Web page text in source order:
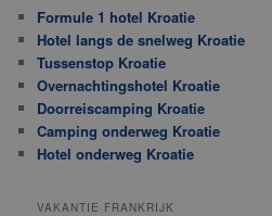
Formule 1 hotel Kroatie
Hotel langs de snelweg Kroatie
Tussenstop Kroatie
Overnachtingshotel Kroatie
Doorreiscamping Kroatie
Camping onderweg Kroatie
Hotel onderweg Kroatie
VAKANTIE FRANKRIJK